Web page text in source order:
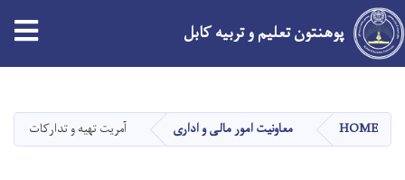
main
content
پوهنتون تعلیم و تربیه کابل
HOME معاونیت امور مالی و اداری آمریت تهیه و تدارکات